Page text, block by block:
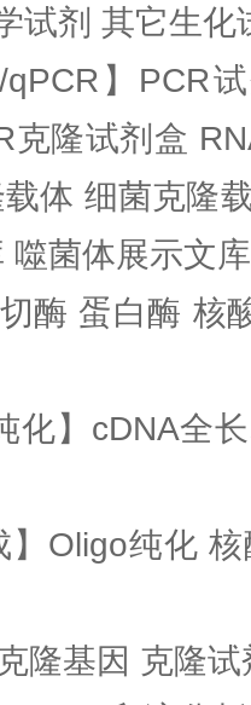
试剂 其它生化
qPCR】PCR
克隆试剂盒
体 细菌克隆
噬菌体展示文库
切酶 蛋白酶 核
化】cDNA全
】Oligo纯化
隆基因 克隆